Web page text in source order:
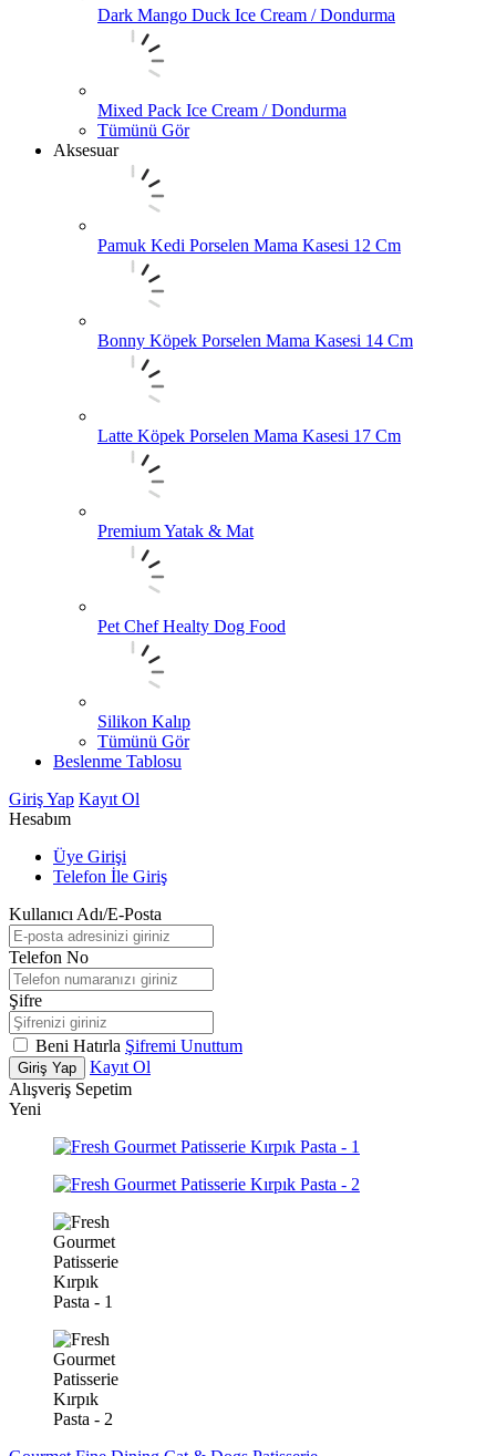
Dark Mango Duck Ice Cream / Dondurma
Mixed Pack Ice Cream / Dondurma
Tümünü Gör
Aksesuar
Pamuk Kedi Porselen Mama Kasesi 12 Cm
Bonny Köpek Porselen Mama Kasesi 14 Cm
Latte Köpek Porselen Mama Kasesi 17 Cm
Premium Yatak & Mat
Pet Chef Healty Dog Food
Silikon Kalıp
Tümünü Gör
Beslenme Tablosu
Giriş Yap Kayıt Ol
Hesabım
Üye Girişi
Telefon İle Giriş
Kullanıcı Adı/E-Posta
Telefon No
Şifre
Beni Hatırla Şifremi Unuttum
Giriş Yap
Kayıt Ol
Alışveriş Sepetim
Yeni